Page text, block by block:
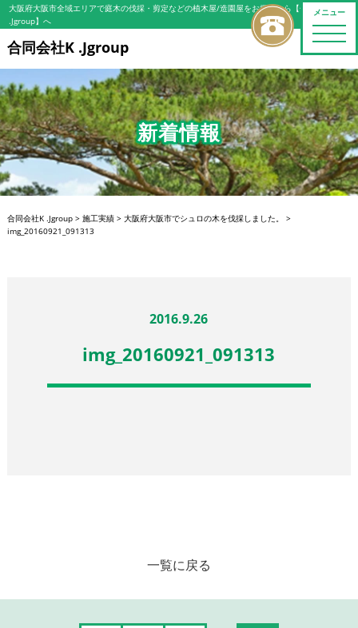
メニュー
toggle
大阪府大阪市全域エリアで庭木の伐採・剪定などの植木屋/造園屋をお探しなら【合同会社K
.Jgroup】へ
合同会社K .Jgroup
新着情報
合同会社K .Jgroup> 施工実績> 大阪府大阪市でシュロの木を伐採しました。
>
img_20160921_091313
2016.9.26
img_20160921_091313
一覧に戻る